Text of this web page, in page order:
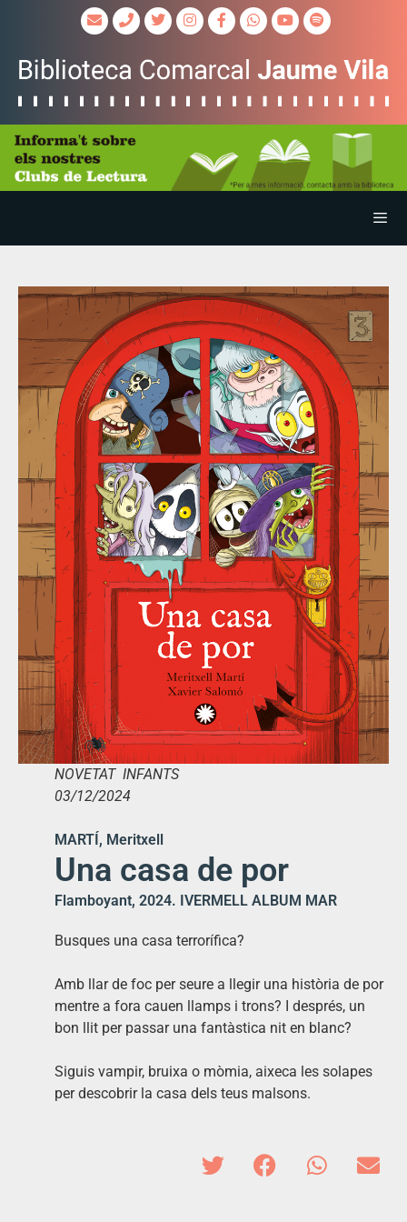
NOVETAT INFANTS
03/12/2024
MARTÍ, Meritxell
Una casa de por
Flamboyant, 2024. IVERMELL ALBUM MAR
Busques una casa terrorífica?
Amb llar de foc per seure a llegir una història de por
mentre a fora cauen llamps i trons? I després, un
bon llit per passar una fantàstica nit en blanc?
Siguis vampir, bruixa o mòmia, aixeca les solapes
per descobrir la casa dels teus malsons.